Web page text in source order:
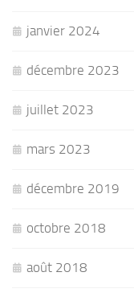
janvier 2024
décembre 2023
juillet 2023
mars 2023
décembre 2019
octobre 2018
août 2018